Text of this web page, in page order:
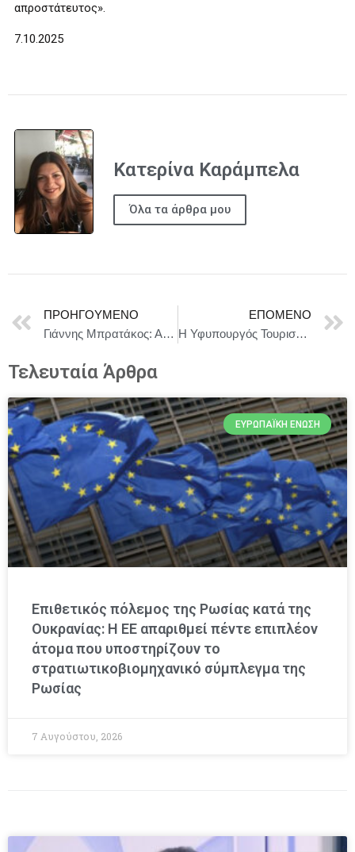
απροστάτευτος».
7.10.2025
Κατερίνα Καράμπελα
Όλα τα άρθρα μου
ΠΡΟΗΓΟΎΜΕΝΟ
Γιάννης Μπρατάκος: Από τη σταθερότητα στην ανταγωνιστικότητα
ΕΠΌΜΕΝΟ
Η Υφυπουργός Τουρισμού Άννα Καραμανλή στο 9ο Παγκόσμιο Συνέδριο του Παγκόσμιου Οργανισμού Τουρισμού με θέμα τον Οινοτουρισμό
Τελευταία Άρθρα
ΕΥΡΩΠΑΪΚΉ ΈΝΩΣΗ
Επιθετικός πόλεμος της Ρωσίας κατά της
Ουκρανίας: Η ΕΕ απαριθμεί πέντε επιπλέον
άτομα που υποστηρίζουν το
στρατιωτικοβιομηχανικό σύμπλεγμα της
Ρωσίας
7 Αυγούστου, 2026